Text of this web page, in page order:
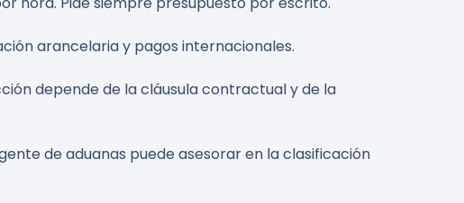
arancelaria y pagos internacionales.
depende de la cláusula contractual y de la
de aduanas puede asesorar en la clasificación